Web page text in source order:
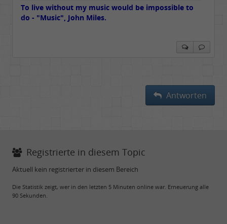
To live without my music would be impossible to
do - "Music", John Miles.
Antworten
Registrierte in diesem Topic
Aktuell kein registrierter in diesem Bereich
Die Statistik zeigt, wer in den letzten 5 Minuten online war. Erneuerung alle
90 Sekunden.